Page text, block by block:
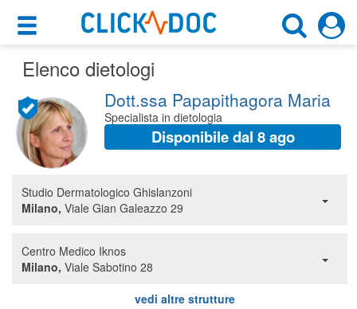
×
Motore di ricerca
×
Cerca uno specialista
Scegli specialità, prestazione o cognome
Cosa possiamo offrirti
Per i pazienti
Prenota una visita
Ricerca specialisti
Consulti online
Elenco dietologi
Dott.ssa Papapithagora Maria
Specialista in dietologia
Disponibile dal 8 ago
Studio Dermatologico Ghislanzoni
Milano, Viale Gian Galeazzo 29
Centro Medico Iknos
Milano, Viale Sabotino 28
vedi altre strutture